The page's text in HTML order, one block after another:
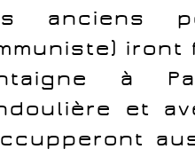
anciens
à
et